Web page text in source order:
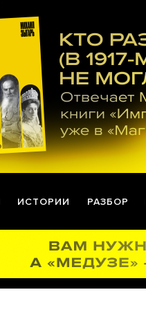
ИСТОРИИ РАЗБОР